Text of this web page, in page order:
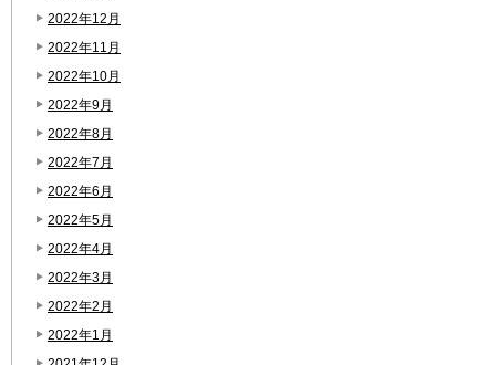
2022年12月
2022年11月
2022年10月
2022年9月
2022年8月
2022年7月
2022年6月
2022年5月
2022年4月
2022年3月
2022年2月
2022年1月